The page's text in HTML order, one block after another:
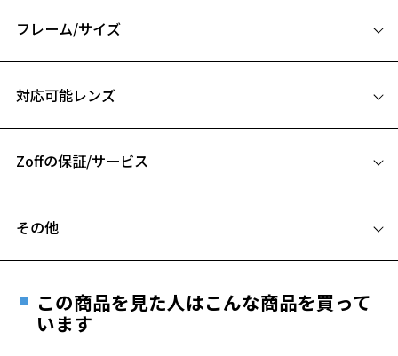
お気に入りリストは こちら
やや横長のフォルムが顔まわりをすっきり見せ、ミニマルで上品な存
在感を演出します。
装いにさりげなく“今っぽさ”をプラスしたい人にぴったりの、トレン
コンパクトな形状にストラップ付きで、持ち運びもスマートに。
※ケースには、テンプルを外に出す形で収納してください。
※ケースの素材および形状の特性上、
【UNITED ARROWS】
「豊かさ・上質感」をキーワードに、ハイグレードなライフスタイル
を追求する"UNITED ARROWS"。
フレーム/サイズ
B ブリッジ(鼻部分)の横幅：19mm
対応可能レンズ
フレームとレンズの合計料金を知りたい方へ
Zoffの保証/サービス
安心1 フレーム１年間品質保証
その他
ご希望のお客さまは、「レンズ交換券」をお選びのうえ、
最寄りのZoff実店舗にてレンズをお買い求めください。
※サングラスやパッケージ品では「レンズ交換券」はお選び
この商品を見た人はこんな商品を買って
います